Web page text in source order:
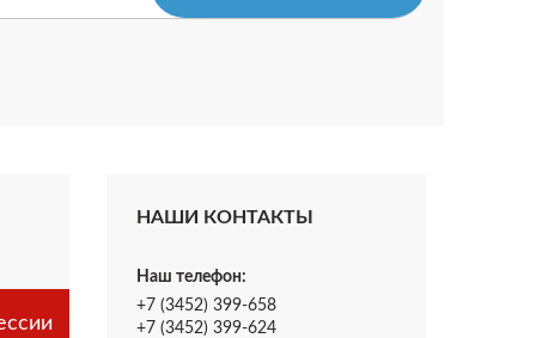
НАШИ КОНТАКТЫ
Наш телефон:
+7 (3452) 399-658
+7 (3452) 399-624